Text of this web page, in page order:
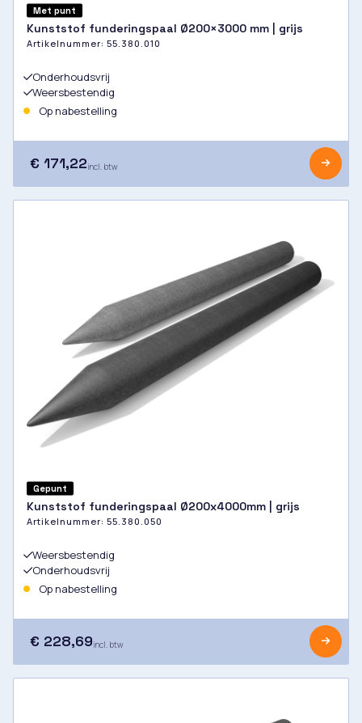
Met punt
Kunststof funderingspaal Ø200×3000 mm | grijs
Artikelnummer: 55.380.010
Onderhoudsvrij
Weersbestendig
Op nabestelling
€ 171,22incl. btw
Gepunt
Kunststof funderingspaal Ø200x4000mm | grijs
Artikelnummer: 55.380.050
Weersbestendig
Onderhoudsvrij
Op nabestelling
€ 228,69incl. btw